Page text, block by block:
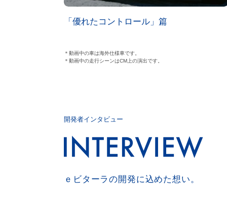
「優れたコントロール」篇
＊動画中の車は海外仕様車です。
＊動画中の走行シーンはCM上の演出です。
開発者インタビュー
ｅビターラの開発に込めた想い。